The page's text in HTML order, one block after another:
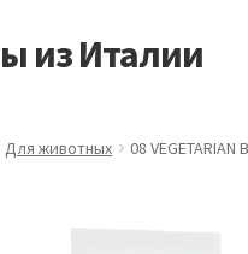
из Италии
Для животных 08 VEGETARIAN